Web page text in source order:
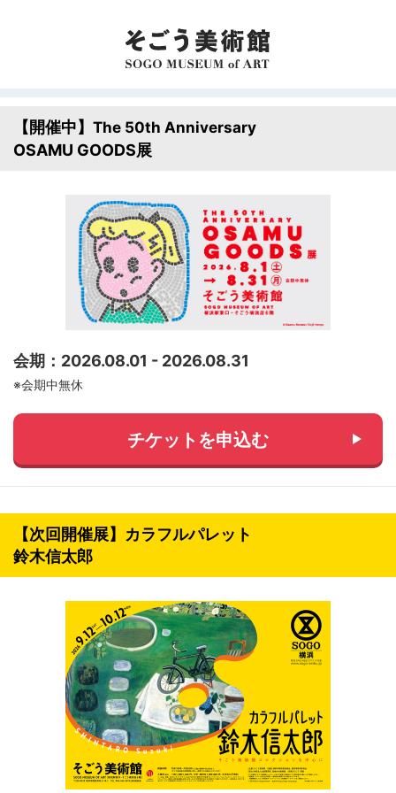
【開催中】 The 50th Anniversary
OSAMU GOODS展
会期：2026.08.01 - 2026.08.31
※会期中無休
チケットを申込む
【次回開催展】カラフルパレット
鈴木信太郎